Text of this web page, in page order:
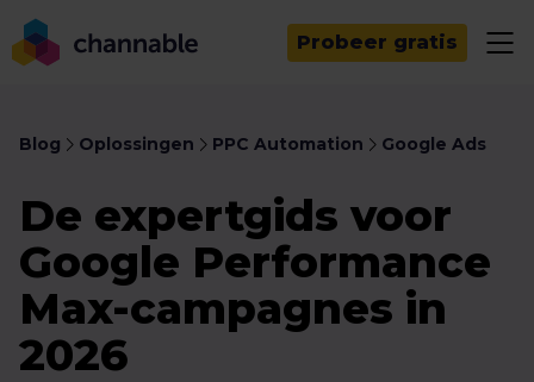
Probeer gratis
Blog Oplossingen PPC Automation Google Ads
De expertgids voor
Google Performance
Max-campagnes in
2026